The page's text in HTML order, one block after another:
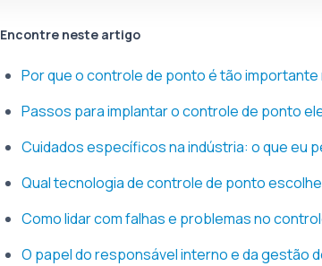
Encontre neste artigo
Por que o controle de ponto é tão importante
Passos para implantar o controle de ponto
Cuidados específicos na indústria: o que eu
Qual tecnologia de controle de ponto
Como lidar com falhas e problemas no
O papel do responsável interno e da gestão